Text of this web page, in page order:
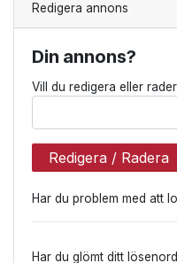
Redigera annons
Din annons?
Vill du redigera eller
Redigera / Radera
Har du problem med att
Har du glömt ditt